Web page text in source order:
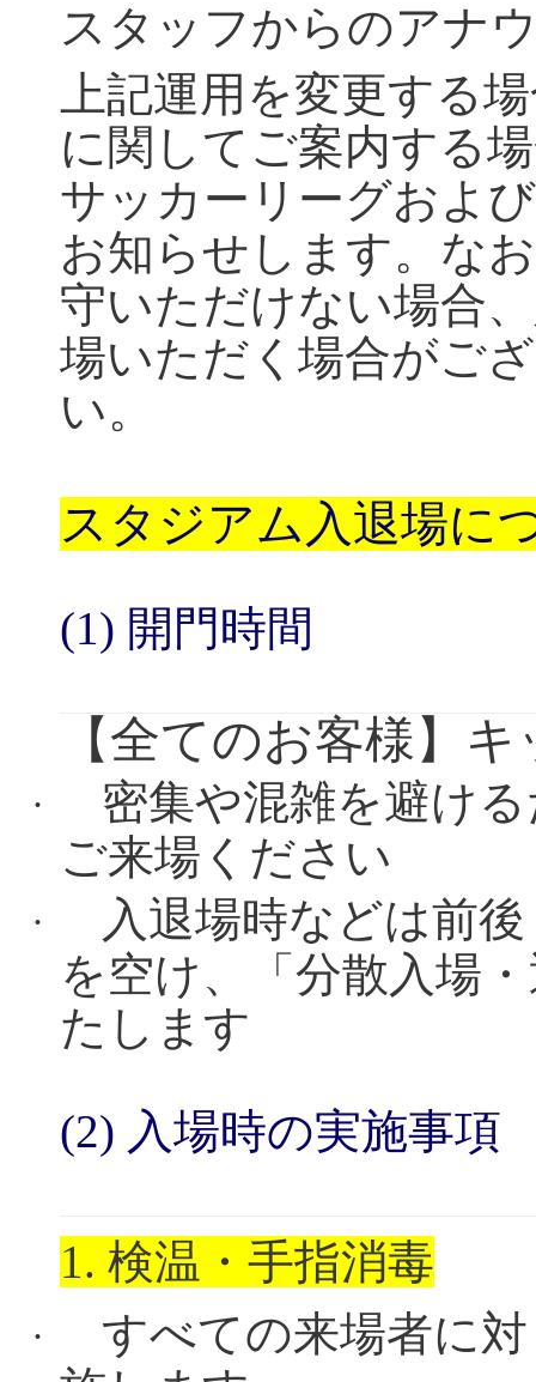
スタッフからのアナ
上記運用を変更する
に関してご案内する
サッカーリーグおよ
お知らせします。な
守いただけない場合
場いただく場合がご
い。
スタジアム入退場に
(1) 開門時間
【全てのお客様】
·
密集や混雑を避け
ご来場ください
·
入退場時などは前
を空け、「分散入場
たします
(2) 入場時の実施事項
1. 検温・手指消毒
·
すべての来場者に